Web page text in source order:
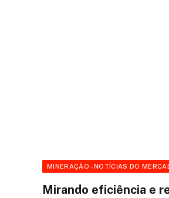
MINERAÇÃO - NOTÍCIAS DO
Mirando eficiência e